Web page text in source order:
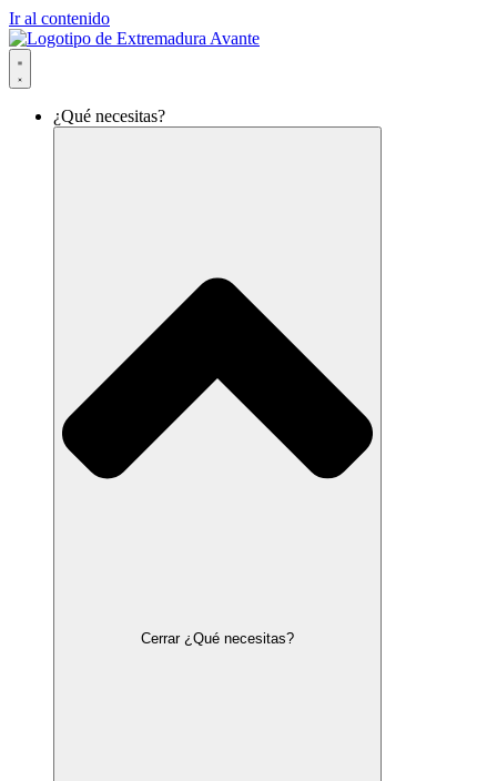
Ir al contenido
¿Qué necesitas?
Cerrar ¿Qué necesitas?